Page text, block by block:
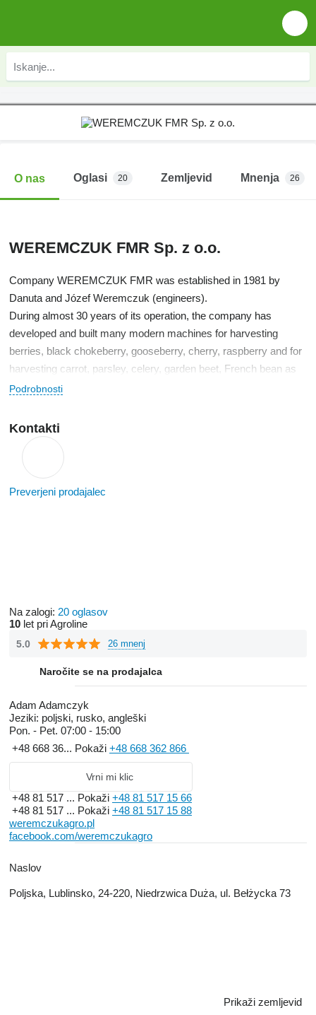
O nas Oglasi 20 Zemljevid Mnenja 26
WEREMCZUK FMR Sp. z o.o.
Company WEREMCZUK FMR was established in 1981 by
Danuta and Józef Weremczuk (engineers).
During almost 30 years of its operation, the company has
developed and built many modern machines for harvesting
berries, black chokeberry, gooseberry, cherry, raspberry and for
harvesting carrot, parsley, celery, garden beet, French bean as
well as machines for soil cultivation, ridge forming, single-seed
orchards and on bush plantations.
Podrobnosti
Kontakti
Preverjeni prodajalec
Na zalogi: 20 oglasov
10 let pri Agroline
5.0 26 mnenj
Naročite se na prodajalca
Adam Adamczyk
Jeziki: poljski, rusko, angleški
Pon. - Pet. 07:00 - 15:00
+48 668 36... Pokaži +48 668 362 866
Vrni mi klic
+48 81 517 ... Pokaži +48 81 517 15 66
+48 81 517 ... Pokaži +48 81 517 15 88
weremczukagro.pl
facebook.com/weremczukagro
Naslov
Poljska, Lublinsko, 24-220, Niedrzwica Duża, ul. Bełżycka 73
Prikaži zemljevid